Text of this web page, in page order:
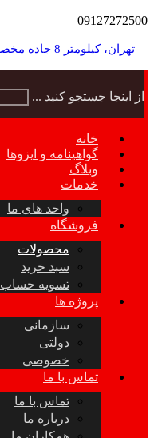
09127272500
تهران، کیلومتر 8 جاده مخصوص،خیابان عاشری، تقاطع جلال
از اینجا جستجو کنید ...
خانه
گواهینامه و ایزوها
وبلاگ
خدمات
واحد های ما
فروشگاه
محصولات
سبد خرید
تسویه حساب
پروژه ها
سازمانی
دولتی
خصوصی
تماس با ما
تماس با ما
درباره ما